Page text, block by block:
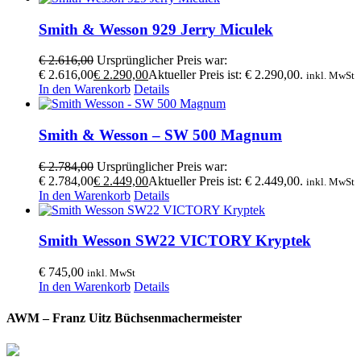
Smith & Wesson 929 Jerry Miculek
€2.616,00 Ursprünglicher Preis war:
€ 2.616,00€ 2.290,00Aktueller Preis ist: € 2.290,00. inkl. MwSt
In den Warenkorb Details
Smith & Wesson – SW 500 Magnum
€2.784,00 Ursprünglicher Preis war:
€ 2.784,00€ 2.449,00Aktueller Preis ist: € 2.449,00. inkl. MwSt
In den Warenkorb Details
Smith Wesson SW22 VICTORY Kryptek
€ 745,00 inkl. MwSt
In den Warenkorb Details
AWM – Franz Uitz Büchsenmachermeister